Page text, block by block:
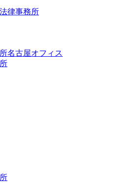
律事務所
名古屋オフィス